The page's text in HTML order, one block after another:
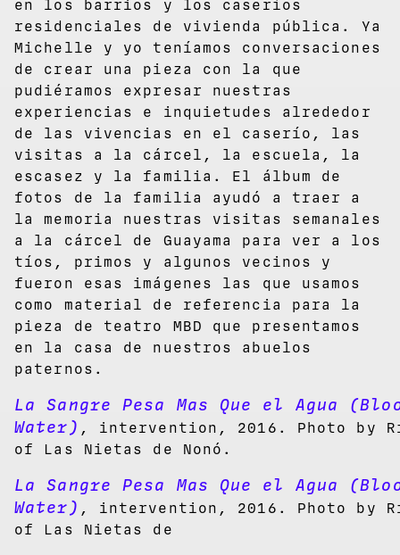
en los barrios y los caseríos
residenciales de vivienda pública. Ya
Michelle y yo teníamos conversaciones
de crear una pieza con la que
pudiéramos expresar nuestras
experiencias e inquietudes alrededor
de las vivencias en el caserío, las
visitas a la cárcel, la escuela, la
escasez y la familia. El álbum de
fotos de la familia ayudó a traer a
la memoria nuestras visitas semanales
a la cárcel de Guayama para ver a los
tíos, primos y algunos vecinos y
fueron esas imágenes las que usamos
como material de referencia para la
pieza de teatro MBD que presentamos
en la casa de nuestros abuelos
paternos.
La Sangre Pesa Mas Que el Agua
Water) , intervention, 2016. Photo by
of Las Nietas de Nonó.
La Sangre Pesa Mas Que el Agua
Water) , intervention, 2016. Photo by
of Las Nietas de